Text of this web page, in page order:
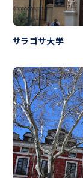
サラゴサ大学